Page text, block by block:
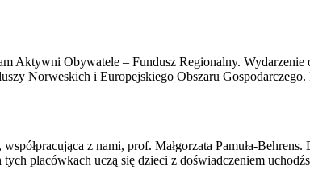
Aktywni Obywatele – Fundusz Regionalny.
Norweskich i Europejskiego Obszaru
współpracująca z nami, prof. Małgorzata Pamuła-
placówkach uczą się dzieci z doświadczeniem